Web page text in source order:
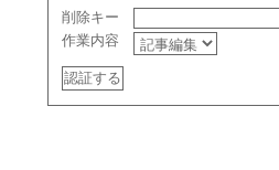
削除キー
作業内容